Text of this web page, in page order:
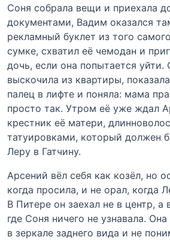
Соня собрала вещи и приехала
документами, Вадим оказался
рекламный буклет из того
сумке, схватил её чемодан и
дочь, если она попытается уйти.
выскочила из квартиры,
палец в лифте и поняла: мама
просто так. Утром её уже ждал
крестник её матери,
татуировками, который должен
Леру в Гатчину.
Арсений вёл себя как козёл, но
когда просила, и не орал, когда
В Питере он заехал не в центр, а
где Соня ничего не узнавала. Она
в зеркале заднего вида и не